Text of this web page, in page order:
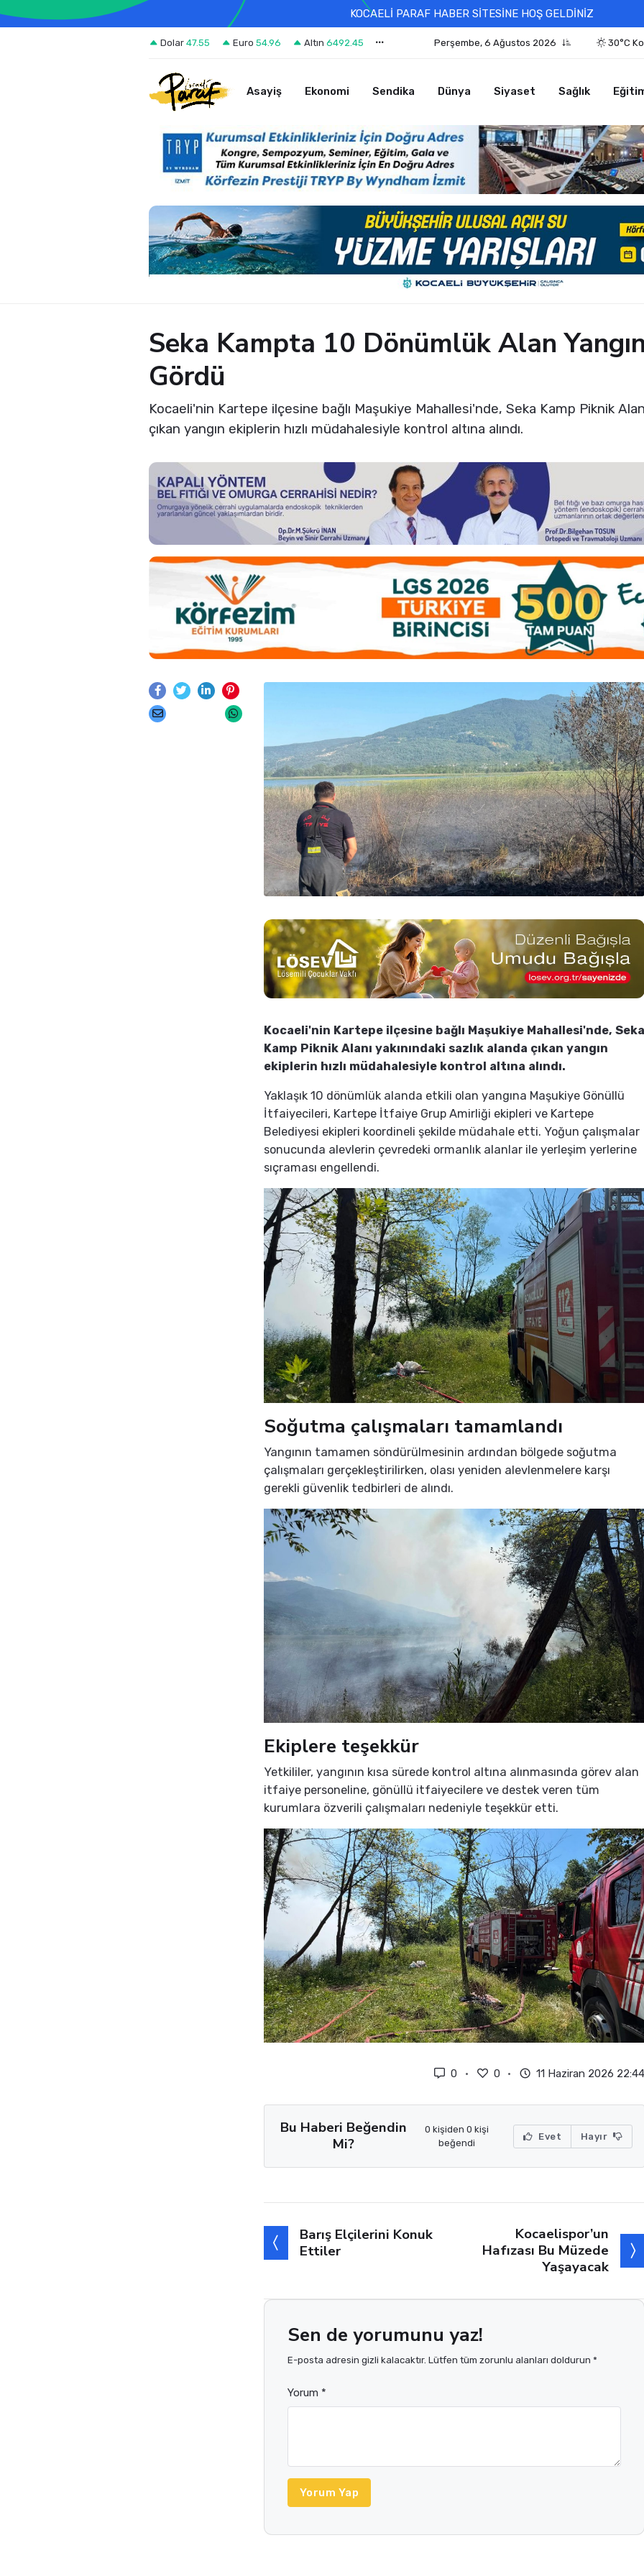
KOCAELİ PARAF HABER SİTESİNE HOŞ GELDİNİZ
Dolar 47.55 Euro 54.96 Altın 6492.45 Perşembe, 6 Ağustos 2026 30°C
Asayiş Ekonomi Sendika Dünya Siyaset Sağlık
Seka Kampta 10 Dönümlük Alan
Gördü
Kocaeli'nin Kartepe ilçesine bağlı Maşukiye Mahallesi'nde, Seka Kamp Piknik
çıkan yangın ekiplerin hızlı müdahalesiyle kontrol altına alındı.
Kocaeli'nin Kartepe ilçesine bağlı Maşukiye Mahallesi'nde, Seka
Kamp Piknik Alanı yakınındaki sazlık alanda çıkan yangın
ekiplerin hızlı müdahalesiyle kontrol altına alındı.
Yaklaşık 10 dönümlük alanda etkili olan yangına Maşukiye Gönüllü
İtfaiyecileri, Kartepe İtfaiye Grup Amirliği ekipleri ve Kartepe
Belediyesi ekipleri koordineli şekilde müdahale etti. Yoğun çalışmalar
sonucunda alevlerin çevredeki ormanlık alanlar ile yerleşim yerlerine
sıçraması engellendi.
Soğutma çalışmaları tamamlandı
Yangının tamamen söndürülmesinin ardından bölgede soğutma
çalışmaları gerçekleştirilirken, olası yeniden alevlenmelere karşı
gerekli güvenlik tedbirleri de alındı.
Ekiplere teşekkür
Yetkililer, yangının kısa sürede kontrol altına alınmasında görev alan
itfaiye personeline, gönüllü itfaiyecilere ve destek veren tüm
kurumlara özverili çalışmaları nedeniyle teşekkür etti.
0 0 11 Haziran 2026 22:44
Bu Haberi Beğendin
Mi?
0 kişiden 0 kişi
beğendi
Evet Hayır
Barış Elçilerini Konuk
Ettiler
Kocaelispor’un
Hafızası Bu Müzede
Yaşayacak
Sen de yorumunu yaz!
E-posta adresin gizli kalacaktır. Lütfen tüm zorunlu alanları doldurun *
Yorum *
Yorum Yap